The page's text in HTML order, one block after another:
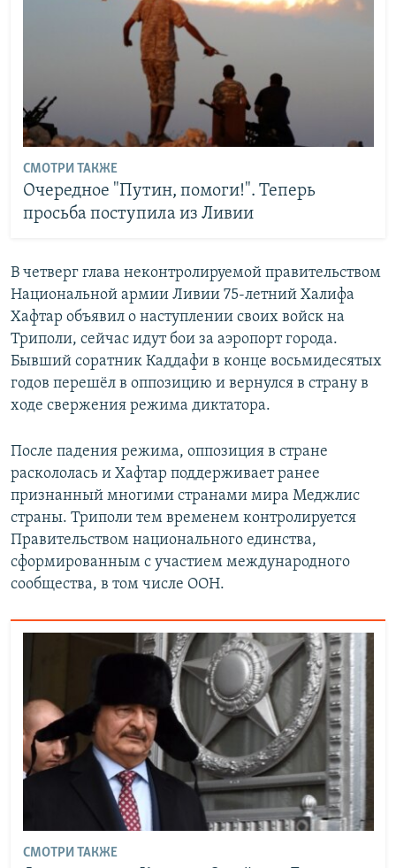
СМОТРИ ТАКЖЕ
Очередное "Путин, помоги!". Теперь
просьба поступила из Ливии
В четверг глава неконтролируемой правительством
Национальной армии Ливии 75-летний Халифа
Хафтар объявил о наступлении своих войск на
Триполи, сейчас идут бои за аэропорт города.
Бывший соратник Каддафи в конце восьмидесятых
годов перешёл в оппозицию и вернулся в страну в
ходе свержения режима диктатора.
После падения режима, оппозиция в стране
раскололась и Хафтар поддерживает ранее
признанный многими странами мира Меджлис
страны. Триполи тем временем контролируется
Правительством национального единства,
сформированным с участием международного
сообщества, в том числе ООН.
СМОТРИ ТАКЖЕ